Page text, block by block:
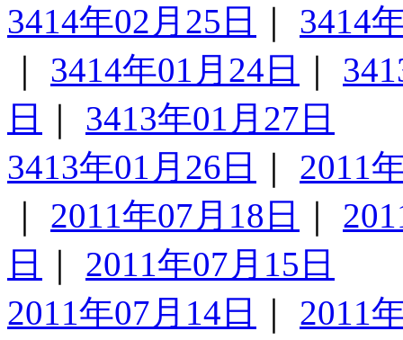
3414年02月25日
3414
3414年01月24日
日
3413年01月27日
3413年01月26日
2011
2011年07月18日
日
2011年07月15日
2011年07月14日
2011